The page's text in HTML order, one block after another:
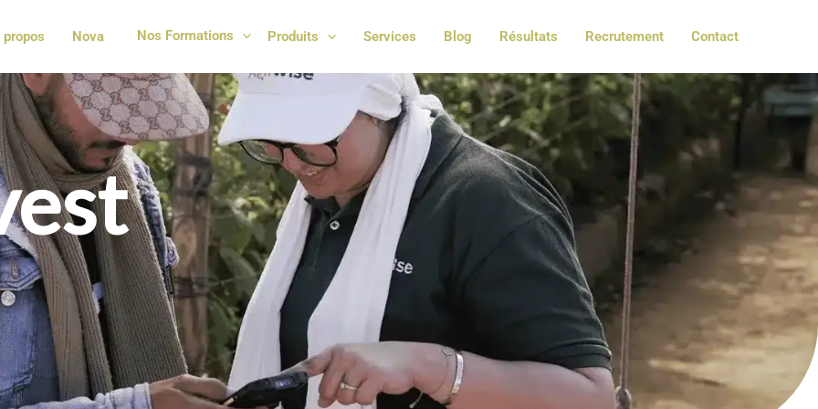
propos Nova Nos Formations Produits Services Blog Résultats Recrutement Contact